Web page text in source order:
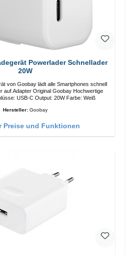
Powerlader Schnellader
20W
von Goobay lädt alle Smartphones schnell
Original Goobay Hochwertige
Verarbeitung Anschlüsse: USB-C Output: 20W Farbe: Weiß
Hersteller: Goobay
Preise und Funktionen